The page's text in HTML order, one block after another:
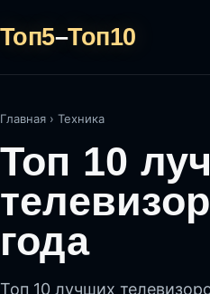
Топ5–Топ10
Главная › Техника
Топ 10
года
Топ 10 лучших